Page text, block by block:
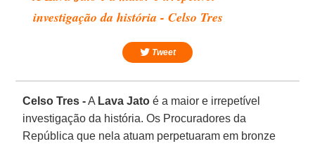
investigação da história - Celso Tres
Tweet
Celso Tres -A Lava Jato é a maior e irrepetível
investigação da história. Os Procuradores da
República que nela atuam perpetuaram em bronze